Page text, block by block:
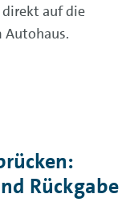
auf die
Autohaus.
Rückgabe